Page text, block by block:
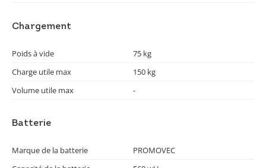
Chargement
Poids à vide
75 kg
Charge utile max
150 kg
Volume utile max
-
Batterie
Marque de la batterie
PROMOVEC